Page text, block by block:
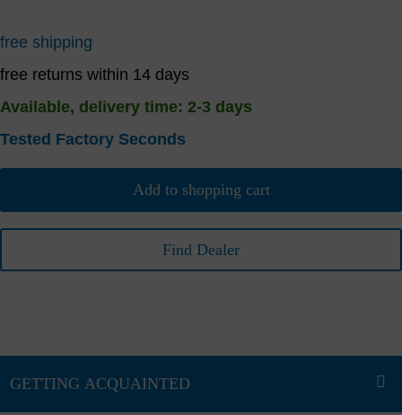
free shipping
free returns within 14 days
Available, delivery time: 2-3 days
Tested Factory Seconds
Add to shopping cart
Find Dealer